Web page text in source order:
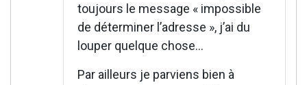
toujours le message « impossible
de déterminer l’adresse », j’ai du
louper quelque chose…
Par ailleurs je parviens bien à